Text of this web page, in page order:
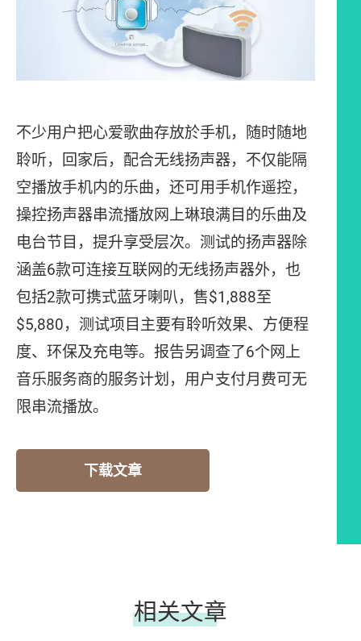
不少用户把心爱歌曲存放於手机，随时随地
聆听，回家后，配合无线扬声器，不仅能隔
空播放手机内的乐曲，还可用手机作遥控，
操控扬声器串流播放网上琳琅满目的乐曲及
电台节目，提升享受层次。测试的扬声器除
涵盖6款可连接互联网的无线扬声器外，也
包括2款可携式蓝牙喇叭，售$1,888至
$5,880，测试项目主要有聆听效果、方便程
度、环保及充电等。报告另调查了6个网上
音乐服务商的服务计划，用户支付月费可无
限串流播放。
下载文章
相关文章